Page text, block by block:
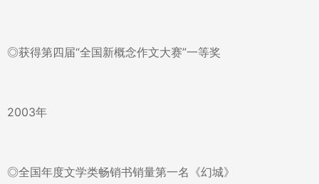
◎获得第四届“全国新概念作文大赛”一等奖
2003年
◎全国年度文学类畅销书销量第一名《幻城》